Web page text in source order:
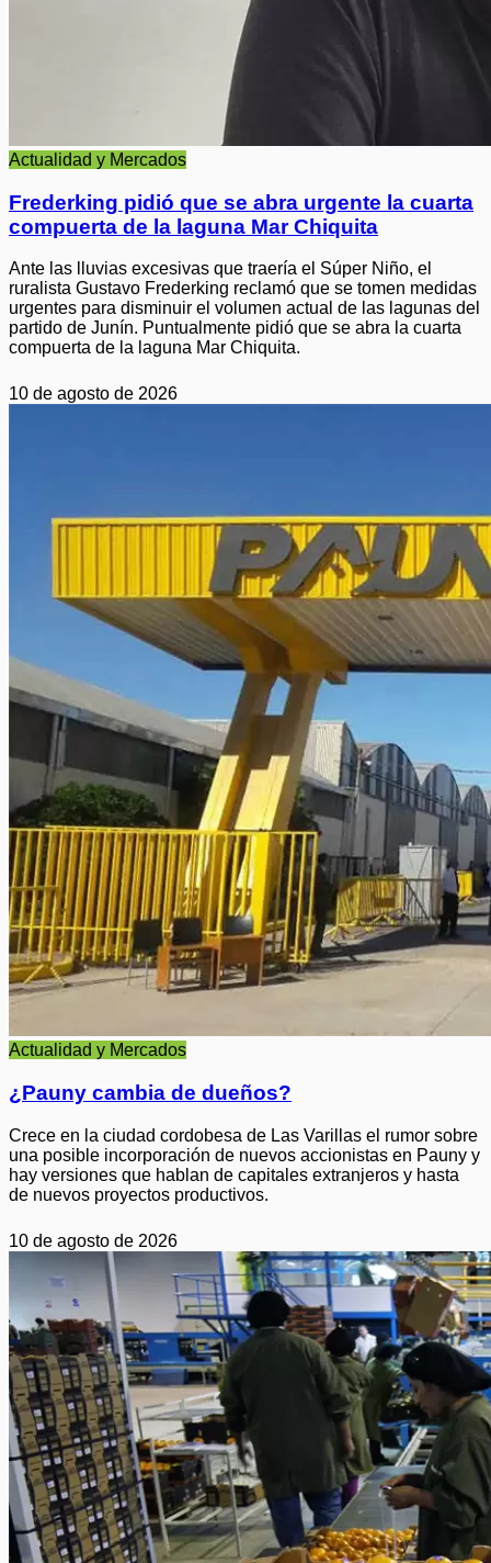
Actualidad y Mercados
Frederking pidió que se abra urgente la cuarta
compuerta de la laguna Mar Chiquita
Ante las lluvias excesivas que traería el Súper Niño, el
ruralista Gustavo Frederking reclamó que se tomen medidas
urgentes para disminuir el volumen actual de las lagunas del
partido de Junín. Puntualmente pidió que se abra la cuarta
compuerta de la laguna Mar Chiquita.
10 de agosto de 2026
Actualidad y Mercados
¿Pauny cambia de dueños?
Crece en la ciudad cordobesa de Las Varillas el rumor sobre
una posible incorporación de nuevos accionistas en Pauny y
hay versiones que hablan de capitales extranjeros y hasta
de nuevos proyectos productivos.
10 de agosto de 2026